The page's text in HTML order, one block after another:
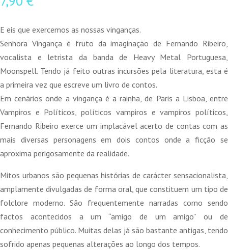
E eis que exercemos as nossas vinganças.
Senhora Vingança é fruto da imaginação de Fernando Ribeiro,
vocalista e letrista da banda de Heavy Metal Portuguesa,
Moonspell. Tendo já feito outras incursões pela literatura, esta é
a primeira vez que escreve um livro de contos.
Em cenários onde a vingança é a rainha, de Paris a Lisboa, entre
Vampiros e Políticos, políticos vampiros e vampiros políticos,
Fernando Ribeiro exerce um implacável acerto de contas com as
mais diversas personagens em dois contos onde a ficção se
aproxima perigosamente da realidade.
Mitos urbanos são pequenas histórias de carácter sensacionalista,
amplamente divulgadas de forma oral, que constituem um tipo de
folclore moderno. São frequentemente narradas como sendo
factos acontecidos a um “amigo de um amigo” ou de
conhecimento público. Muitas delas já são bastante antigas, tendo
sofrido apenas pequenas alterações ao longo dos tempos.